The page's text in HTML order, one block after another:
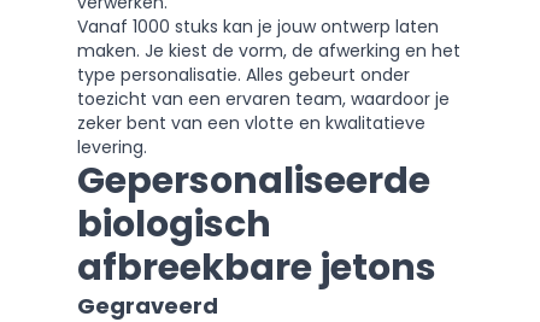
Vanaf 1000 stuks kan je jouw ontwerp laten
maken. Je kiest de vorm, de afwerking en het
type personalisatie. Alles gebeurt onder
toezicht van een ervaren team, waardoor je
zeker bent van een vlotte en kwalitatieve
levering.
Gepersonaliseerde
biologisch
afbreekbare jetons
Gegraveerd